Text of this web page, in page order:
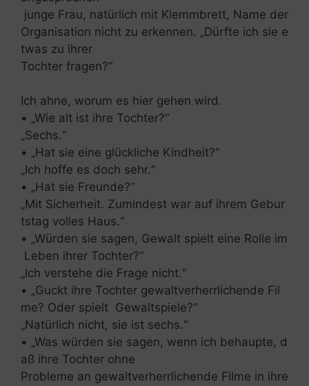
junge Frau, natürlich mit Klemmbrett, Name der
Organisation nicht zu erkennen. „Dürfte ich sie e
twas zu ihrer
Tochter fragen?“
Ich ahne, worum es hier gehen wird.
• „Wie alt ist ihre Tochter?“
„Sechs.“
• „Hat sie eine glückliche Kindheit?“
„Ich hoffe es doch sehr.“
• „Hat sie Freunde?“
„Mit Sicherheit. Zumindest war auf ihrem Gebur
tstag volles Haus.“
• „Würden sie sagen, Gewalt spielt eine Rolle im
Leben ihrer Tochter?“
„Ich verstehe die Frage nicht.“
• „Guckt ihre Tochter gewaltverherrlichende Fil
me? Oder spielt Gewaltspiele?“
„Natürlich nicht, sie ist sechs.“
• „Was würden sie sagen, wenn ich behaupte, d
aß ihre Tochter ohne
Probleme an gewaltverherrlichende Filme in ihre